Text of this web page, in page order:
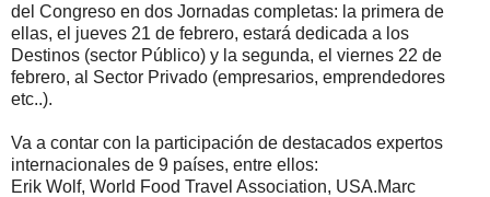
del Congreso en dos Jornadas completas: la primera de
ellas, el jueves 21 de febrero, estará dedicada a los
Destinos (sector Público) y la segunda, el viernes 22 de
febrero, al Sector Privado (empresarios, emprendedores
etc..).
Va a contar con la participación de destacados expertos
internacionales de 9 países, entre ellos:
Erik Wolf, World Food Travel Association, USA.Marc